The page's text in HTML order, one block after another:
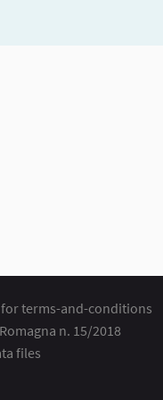
terms-and-conditions
n. 15/2018
files